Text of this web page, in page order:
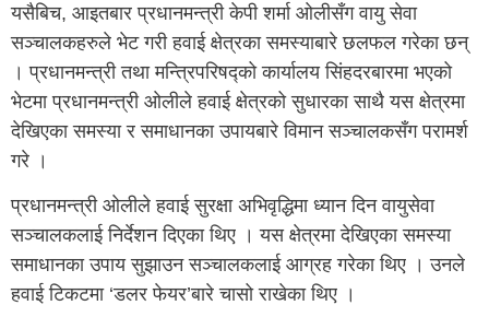
यसैबिच, आइतबार प्रधानमन्त्री केपी शर्मा ओलीसँग वायु सेवा
सञ्चालकहरुले भेट गरी हवाई क्षेत्रका समस्याबारे छलफल गरेका छन्
। प्रधानमन्त्री तथा मन्त्रिपरिषद्को कार्यालय सिंहदरबारमा भएको
भेटमा प्रधानमन्त्री ओलीले हवाई क्षेत्रको सुधारका साथै यस क्षेत्रमा
देखिएका समस्या र समाधानका उपायबारे विमान सञ्चालकसँग परामर्श
गरे ।
प्रधानमन्त्री ओलीले हवाई सुरक्षा अभिवृद्धिमा ध्यान दिन वायुसेवा
सञ्चालकलाई निर्देशन दिएका थिए । यस क्षेत्रमा देखिएका समस्या
समाधानका उपाय सुझाउन सञ्चालकलाई आग्रह गरेका थिए । उनले
हवाई टिकटमा ‘डलर फेयर’बारे चासो राखेका थिए ।